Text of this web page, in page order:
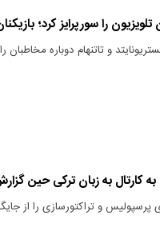
را سورپرایز کرد؛
و تاتنهام دوباره مخاطبان
کارتال به زبان ترکی حین
و تراکتورسازی را از